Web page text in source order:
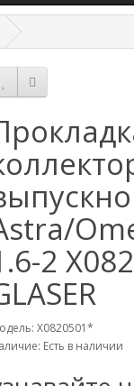
2
X0820501*
Есть в наличии